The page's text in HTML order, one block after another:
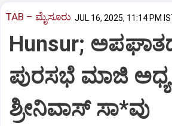
TAB – ಮೈಸೂರು JUL 16, 2025, 11:14 PM
Hunsur;
ಪುರಸಭೆ ಮಾಜಿ
ಶ್ರೀನಿವಾಸ್ ಸಾ*ವು